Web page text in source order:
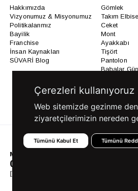
Hakkımızda
Vizyonumuz & Misyonumuz
Politikalarımız
Bayilik
Franchise
İnsan Kaynakları
SÜVARİ Blog
Gömlek
Takım Elbise
Ceket
Mont
Ayakkabı
Tişört
Pantolon
Babalar
Mezuniyet
MÜŞTERİ HİZMETLERİ
0850 360 97 88
[email protected]
Çerezleri kullanıyoruz
Web sitemizde gezinme
ziyaretçilerimizin nereden
Tümünü Kabul Et Tümünü